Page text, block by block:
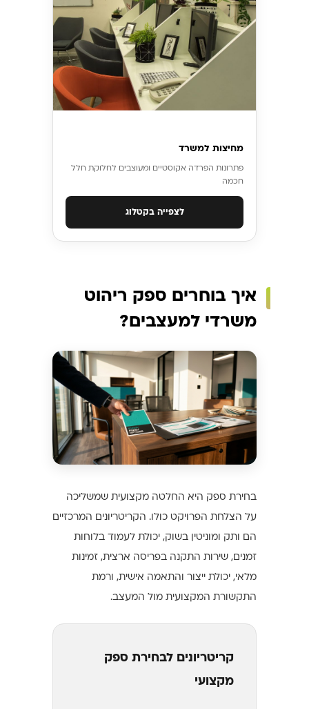
מחיצות למשרד
פתרונות הפרדה אקוסטיים ומעוצבים לחלוקת חלל
חכמה
לצפייה בקטלוג
איך בוחרים ספק ריהוט
משרדי למעצבים?
בחירת ספק היא החלטה מקצועית שמשליכה
על הצלחת הפרויקט כולו. הקריטריונים המרכזיים
הם ותק ומוניטין בשוק, יכולת לעמוד בלוחות
זמנים, שירות התקנה בפריסה ארצית, זמינות
מלאי, יכולת ייצור והתאמה אישית, ורמת
התקשורת המקצועית מול המעצב.
קריטריונים לבחירת ספק
מקצועי